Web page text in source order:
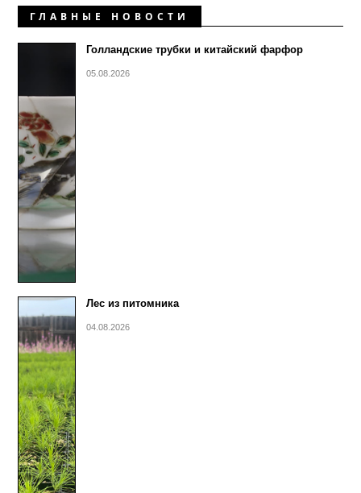
ГЛАВНЫЕ НОВОСТИ
Голландские трубки и китайский фарфор
05.08.2026
Лес из питомника
04.08.2026